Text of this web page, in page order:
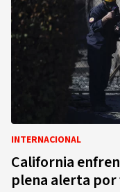
INTERNACIONAL
California
plena alerta